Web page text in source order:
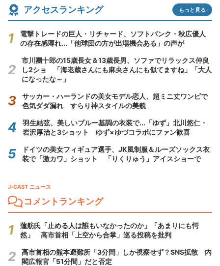
アクセスランキング もっと見る
電撃トレードの巨人・リチャード、ソフトバンク・秋広優人
の存在感薄れ...「他球団の方が出場機会ある」の声が
市川團十郎の15歳長女＆13歳長男、ソファでリラックス仲良
し2ショ 「海老蔵さんにも麻央さんにも似てますね」「大人
になったな～」
サッカー・ハーランドの美女モデル恋人、超ミニ丈ワンピで
色気ダダ漏れ すらり神スタイルの美貌
羽生結弦、美しいブルー基調の衣装で...「ゆず」北川悠仁・
岩沢厚治と3ショット ゆず×ゆづコラボにファン歓喜
ドイツの美女フィギュア選手、JK風制服＆ルーズソックス衣
装で「激カワ」ショット 「りくりゅう」アイスショーで
J-CAST ニュース
コメントランキング
蓮舫氏「止める人は誰もいなかったのか」「あまりにも愕
然」 高市首相「上空から合掌」巡る投稿を批判
高市首相の熊本避難所「3分間」しか視察せず？SNS拡散 内
閣広報官「51分間」だと否定